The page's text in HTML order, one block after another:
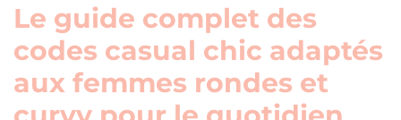
Le guide complet des
codes casual chic adaptés
aux femmes rondes et